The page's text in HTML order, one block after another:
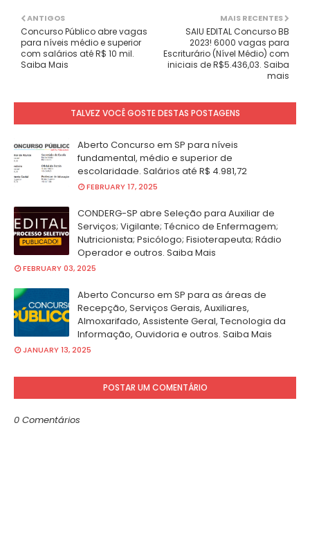
MAIS RECENTES
SAIU EDITAL Concurso BB
2023! 6000 vagas para
Escriturário (Nível Médio) com
iniciais de R$5.436,03. Saiba
mais
ANTIGOS
Concurso Público abre vagas
para níveis médio e superior
com salários até R$ 10 mil.
Saiba Mais
TALVEZ VOCÊ GOSTE DESTAS POSTAGENS
Aberto Concurso em SP para níveis
fundamental, médio e superior de
escolaridade. Salários até R$ 4.981,72
FEBRUARY 17, 2025
CONDERG-SP abre Seleção para Auxiliar de
Serviços; Vigilante; Técnico de Enfermagem;
Nutricionista; Psicólogo; Fisioterapeuta; Rádio
Operador e outros. Saiba Mais
FEBRUARY 03, 2025
Aberto Concurso em SP para as áreas de
Recepção, Serviços Gerais, Auxiliares,
Almoxarifado, Assistente Geral, Tecnologia da
Informação, Ouvidoria e outros. Saiba Mais
JANUARY 13, 2025
POSTAR UM COMENTÁRIO
0 Comentários